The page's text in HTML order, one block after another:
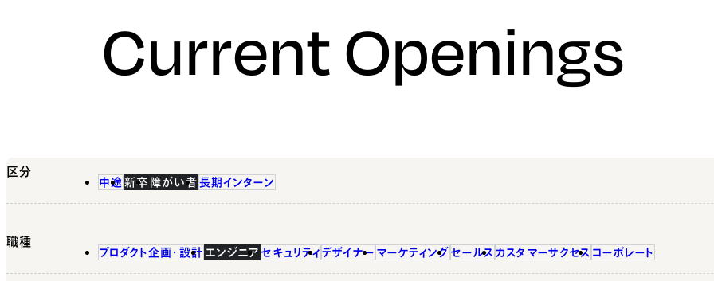
Current Openings
区分
中途 新卒 障がい者 長期インターン
職種
プロダクト企画・設計 エンジニア セキュリティ デザイナー マーケティング セールス カスタマーサクセス コーポレート